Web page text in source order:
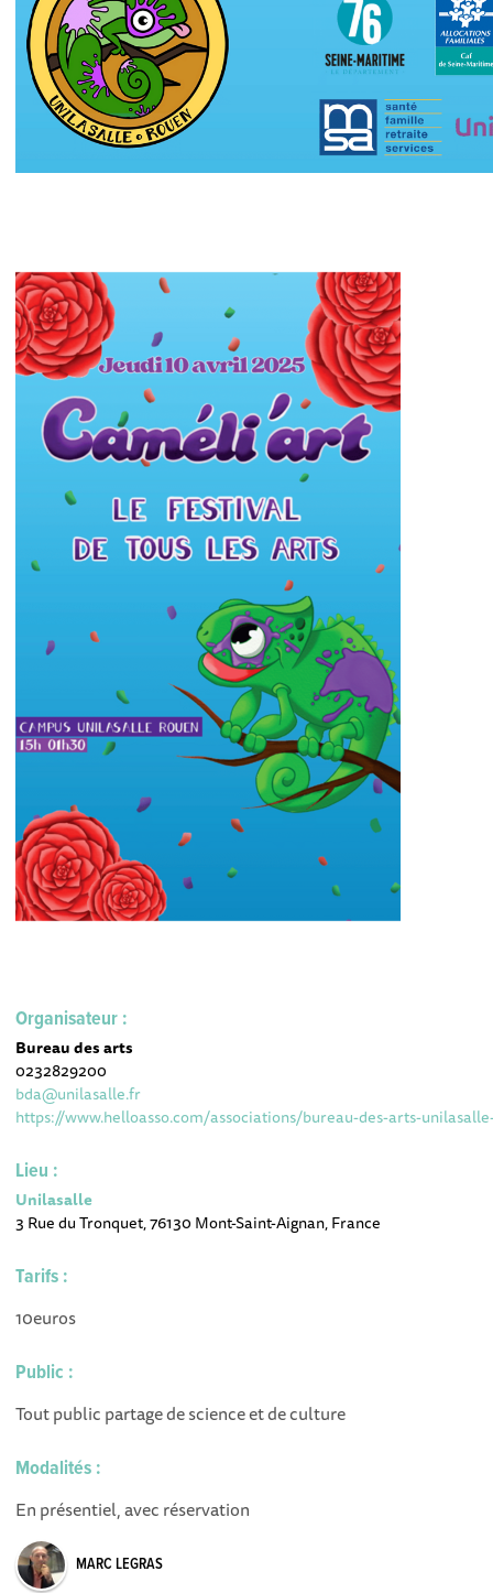
Organisateur :
Bureau des arts
0232829200
bda@unilasalle.fr
https://www.helloasso.com/associations/bureau-des-arts-
Lieu :
Unilasalle
3 Rue du Tronquet, 76130 Mont-Saint-Aignan, France
Tarifs :
10euros
Public :
Tout public partage de science et de culture
Modalités :
En présentiel, avec réservation
MARC LEGRAS